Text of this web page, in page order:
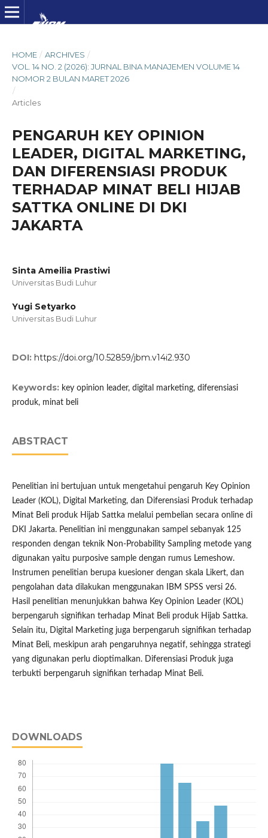
HOME / ARCHIVES /
VOL. 14 NO. 2 (2026): JURNAL BINA MANAJEMEN VOLUME 14
NOMOR 2 BULAN MARET 2026
/
Articles
PENGARUH KEY OPINION
LEADER, DIGITAL MARKETING,
DAN DIFERENSIASI PRODUK
TERHADAP MINAT BELI HIJAB
SATTKA ONLINE DI DKI
JAKARTA
Sinta Ameilia Prastiwi
Universitas Budi Luhur
Yugi Setyarko
Universitas Budi Luhur
DOI: https://doi.org/10.52859/jbm.v14i2.930
Keywords: key opinion leader, digital marketing, diferensiasi
produk, minat beli
ABSTRACT
Penelitian ini bertujuan untuk mengetahui pengaruh Key Opinion
Leader (KOL), Digital Marketing, dan Diferensiasi Produk terhadap
Minat Beli produk Hijab Sattka melalui pembelian secara online di
DKI Jakarta. Penelitian ini menggunakan sampel sebanyak 125
responden dengan teknik Non-Probability Sampling metode yang
digunakan yaitu purposive sample dengan rumus Lemeshow.
Instrumen penelitian berupa kuesioner dengan skala Likert, dan
pengolahan data dilakukan menggunakan IBM SPSS versi 26.
Hasil penelitian menunjukkan bahwa Key Opinion Leader (KOL)
berpengaruh signifikan terhadap Minat Beli produk Hijab Sattka.
Selain itu, Digital Marketing juga berpengaruh signifikan terhadap
Minat Beli, meskipun arah pengaruhnya negatif, sehingga strategi
yang digunakan perlu dioptimalkan. Diferensiasi Produk juga
terbukti berpengaruh signifikan terhadap Minat Beli.
DOWNLOADS